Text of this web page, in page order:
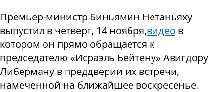
Премьер-министр Биньямин Нетаньяху
выпустил в четверг, 14 ноября,видео в
котором он прямо обращается к
председателю «Исраэль Бейтену» Авигдору
Либерману в преддверии их встречи,
намеченной на ближайшее воскресенье.